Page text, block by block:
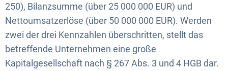
250), Bilanzsumme (über 25 000 000 EUR) und
Nettoumsatzerlöse (über 50 000 000 EUR). Werden
zwei der drei Kennzahlen überschritten, stellt das
betreffende Unternehmen eine große
Kapitalgesellschaft nach § 267 Abs. 3 und 4 HGB dar.